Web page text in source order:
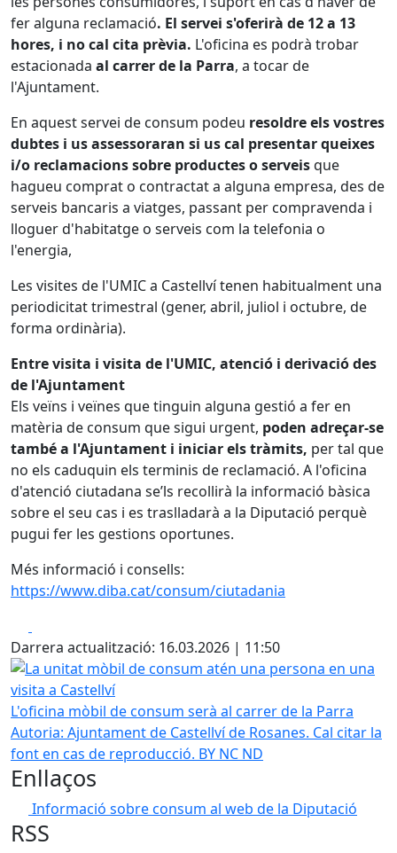
fer alguna reclamació. El servei s'oferirà de 12 a 13
hores, i no cal cita prèvia. L'oficina es podrà trobar
estacionada al carrer de la Parra, a tocar de
l'Ajuntament.
En aquest servei de consum podeu resoldre els vostres
dubtes i us assessoraran si us cal presentar queixes
i/o reclamacions sobre productes o serveisque
hagueu comprat o contractat a alguna empresa, des de
serveis bancaris a viatges, passant per compravenda i
lloguer d'habitatge o serveis com la telefonia o
l'energia,
Les visites de l'UMIC a Castellví tenen habitualment una
periodicitat trimestral (gener, abril, juliol i octubre, de
forma ordinària).
Entre visita i visita de l'UMIC, atenció i derivació des
de l'Ajuntament
Els veïns i veïnes que tinguin alguna gestió a fer en
matèria de consum que sigui urgent, poden adreçar-se
també a l'Ajuntament i iniciar els tràmits, per tal que
no els caduquin els terminis de reclamació. A l'oficina
d'atenció ciutadana se’ls recollirà la informació bàsica
sobre el seu cas i es traslladarà a la Diputació perquè
pugui fer les gestions oportunes.
Més informació i consells:
https://www.diba.cat/consum/ciutadania
Darrera actualització: 16.03.2026 | 11:50
La unitat mòbil de consum atén una persona en una
L'oficina mòbil de consum serà al carrer de la Parra
Autoria: Ajuntament de Castellví de Rosanes. Cal citar la
font en cas de reproducció. BY NC ND
Enllaços
Informació sobre consum al web de la Diputació
RSS